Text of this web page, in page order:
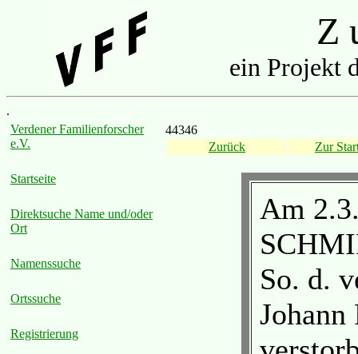
Z
ein Projekt
.
Verdener Familienforscher
e.V.
Startseite
Direktsuche Name und/oder
Ort
Namenssuche
Ortssuche
Registrierung
44346
Zurück
Zur
Am
So. d.
Johann